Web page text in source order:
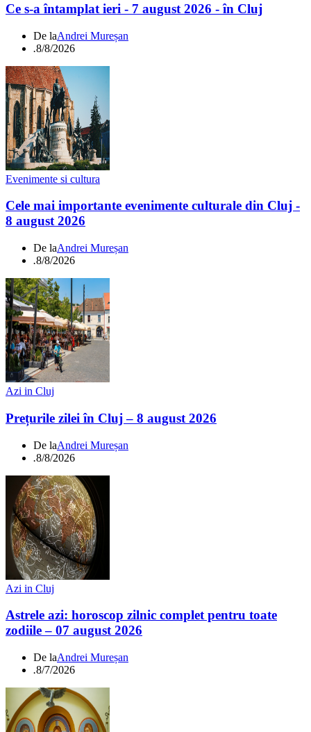
Ce s-a întamplat ieri - 7 august 2026 - în Cluj
De laAndrei Mureșan
.8/8/2026
Evenimente si cultura
Cele mai importante evenimente culturale din Cluj -
8 august 2026
De laAndrei Mureșan
.8/8/2026
Azi in Cluj
Prețurile zilei în Cluj – 8 august 2026
De laAndrei Mureșan
.8/8/2026
Azi in Cluj
Astrele azi: horoscop zilnic complet pentru toate
zodiile – 07 august 2026
De laAndrei Mureșan
.8/7/2026